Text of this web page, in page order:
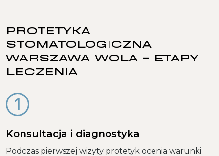
PROTETYKA
STOMATOLOGICZNA
WARSZAWA WOLA - ETAPY
LECZENIA
Konsultacja i diagnostyka
Podczas pierwszej wizyty protetyk ocenia warunki